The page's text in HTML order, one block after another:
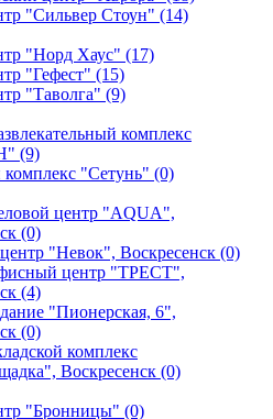
"Сильвер Стоун" (14)
"Норд Хаус" (17)
"Гефест" (15)
"Таволга" (9)
комплекс
(9)
комплекс "Сетунь" (0)
центр "AQUA",
(0)
"Невок", Воскресенск (0)
центр "ТРЕСТ",
(4)
"Пионерская, 6",
(0)
комплекс
Воскресенск (0)
"Бронницы" (0)